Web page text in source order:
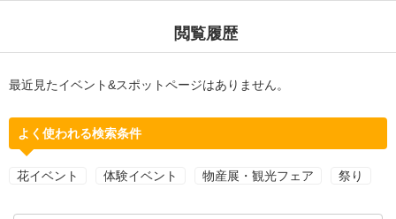
閲覧履歴
最近見たイベント&スポットページはありません。
よく使われる検索条件
花イベント 体験イベント 物産展・観光フェア 祭り